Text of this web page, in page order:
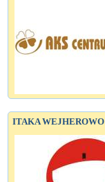
ITAKA WEJHEROWO